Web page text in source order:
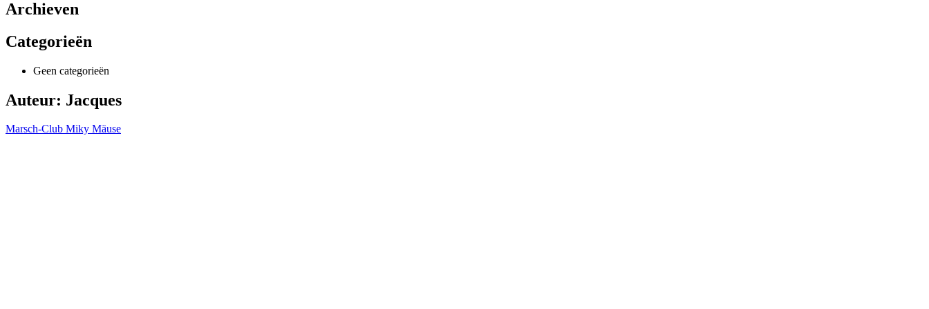
Archieven
Categorieën
Geen categorieën
Auteur: Jacques
Marsch-Club Miky Mäuse